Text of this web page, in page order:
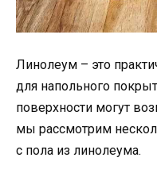
Линолеум – это
для напольного
поверхности могут
мы рассмотрим
с пола из линолеума.